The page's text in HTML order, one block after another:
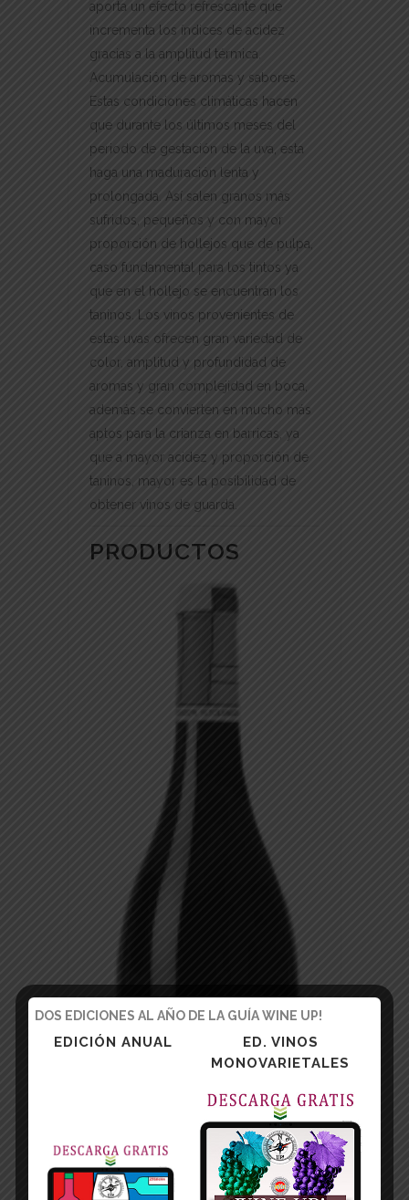
aporta un efecto refrescante que
incrementa los índices de acidez
gracias a la amplitud térmica.
Acumulación de aromas y sabores.
Estas condiciones climáticas hacen
que durante los últimos meses del
periodo de gestación de la uva, esta
haga una maduración lenta y
prolongada. Así salen granos más
sufridos, pequeños y con mayor
proporción de hollejos que de pulpa,
caso fundamental para los tintos ya
que en el hollejo se encuentran los
taninos. Los vinos provenientes de
estas uvas ofrecen gran variedad de
color, amplitud y profundidad de
aromas y gran complejidad en boca,
además se convierten en mucho más
aptos para la crianza en barricas, ya
que a mayor acidez y proporción de
taninos, mayor es la posibilidad de
obtener vinos de guarda.
PRODUCTOS
DOS EDICIONES AL AÑO DE LA GUÍA WINE UP!
EDICIÓN ANUAL
ED. VINOS
MONOVARIETALES